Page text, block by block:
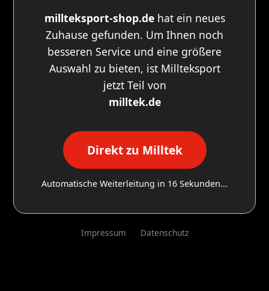
millteksport-shop.dehat ein neues
Zuhause gefunden. Um Ihnen noch
besseren Service und eine größere
Auswahl zu bieten, ist Millteksport
jetzt Teil von
milltek.de
Direkt zu Milltek
Automatische Weiterleitung in 16 Sekunden...
Impressum Datenschutz